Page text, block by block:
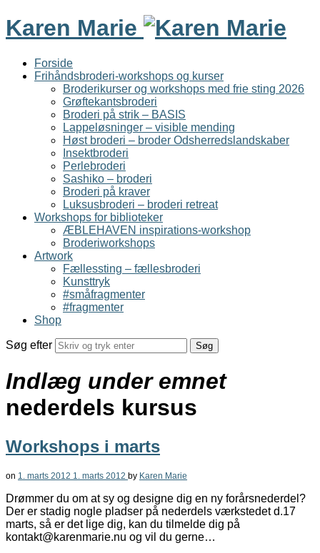
Karen Marie
Forside
Frihåndsbroderi-workshops og kurser
Broderikurser og workshops med frie sting 2026
Grøftekantsbroderi
Broderi på strik – BASIS
Lappeløsninger – visible mending
Høst broderi – broder Odsherredslandskaber
Insektbroderi
Perlebroderi
Sashiko – broderi
Broderi på kraver
Luksusbroderi – broderi retreat
Workshops for biblioteker
ÆBLEHAVEN inspirations-workshop
Broderiworkshops
Artwork
Fællessting – fællesbroderi
Kunsttryk
#småfragmenter
#fragmenter
Shop
Søg efter
Indlæg under emnet
nederdels kursus
Workshops i marts
on 1. marts 2012 1. marts 2012 by Karen Marie
Drømmer du om at sy og designe dig en ny forårsnederdel?
Der er stadig nogle pladser på nederdels værkstedet d.17
marts, så er det lige dig, kan du tilmelde dig på
kontakt@karenmarie.nu og vil du gerne…